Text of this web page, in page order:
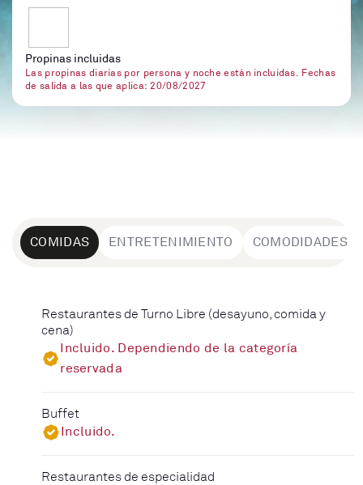
Propinas incluidas
Las propinas diarias por persona y noche están incluidas. Fechas
de salida a las que aplica: 20/08/2027
COMIDAS ENTRETENIMIENTO COMODIDADES
Restaurantes de Turno Libre (desayuno, comida y
cena)
Incluido. Dependiendo de la categoría
reservada
Buffet
Incluido.
Restaurantes de especialidad